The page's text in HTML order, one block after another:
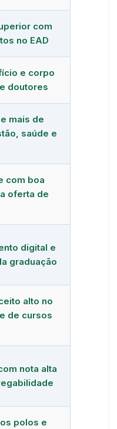
com
no EAD
e corpo
doutores
mais de
saúde e
com boa
oferta de
digital e
graduação
alto no
de cursos
nota alta
polos e